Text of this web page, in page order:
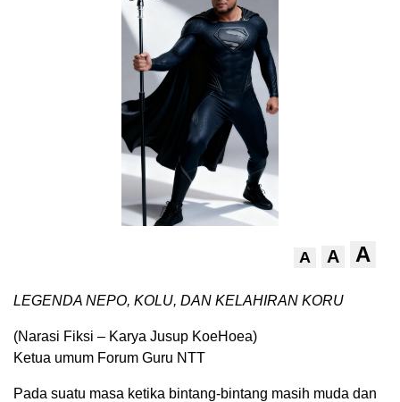
A A A
LEGENDA NEPO, KOLU, DAN KELAHIRAN KORU
(Narasi Fiksi – Karya Jusup KoeHoea)
Ketua umum Forum Guru NTT
Pada suatu masa ketika bintang-bintang masih muda dan